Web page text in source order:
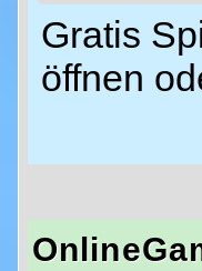
Gratis
öffnen